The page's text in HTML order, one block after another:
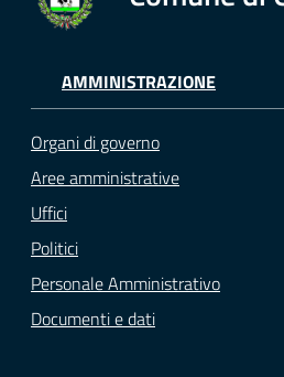
argomenti...
su
AMMINISTRAZIONE
Organi di governo
Aree amministrative
Uffici
Politici
Personale Amministrativo
Documenti e dati